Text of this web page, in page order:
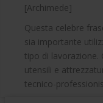
[Archimede]
Questa celebre
sia importante
tipo di lavorazione.
utensili e
tecnico-